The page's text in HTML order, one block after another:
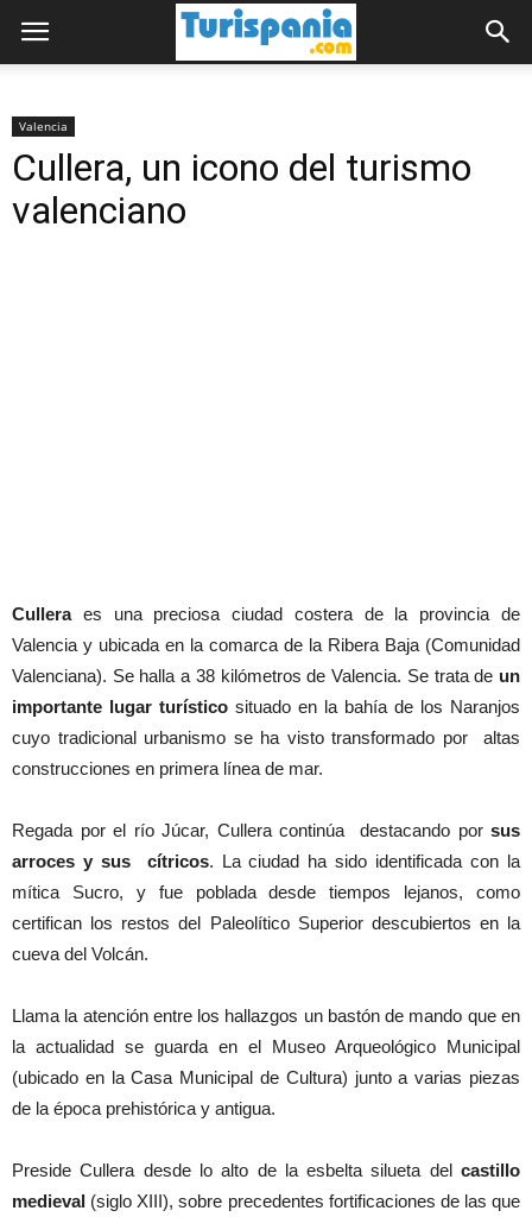
Valencia
Cullera, un icono del turismo
valenciano
Culleraes una preciosa ciudad costera de la provincia de
Valencia y ubicada en la comarca de la Ribera Baja (Comunidad
Valenciana). Se halla a 38 kilómetros de Valencia. Se trata de un
importante lugar turístico situado en la bahía de los Naranjos
cuyo tradicional urbanismo se ha visto transformado por altas
construcciones en primera línea de mar.
Regada por el río Júcar, Cullera continúa destacando por sus
arroces y sus cítricos. La ciudad ha sido identificada con la
mítica Sucro, y fue poblada desde tiempos lejanos, como
certifican los restos del Paleolítico Superior descubiertos en la
cueva del Volcán.
Llama la atención entre los hallazgos un bastón de mando que en
la actualidad se guarda en el Museo Arqueológico Municipal
(ubicado en la Casa Municipal de Cultura) junto a varias piezas
de la época prehistórica y antigua.
Preside Cullera desde lo alto de la esbelta silueta delcastillo
medieval (siglo XIII), sobre precedentes fortificaciones de las que